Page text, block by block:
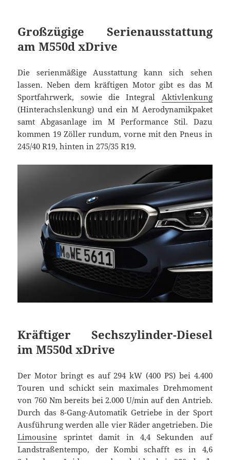
Großzügige Serienausstattung
am M550d xDrive
Die serienmäßige Ausstattung kann sich sehen
lassen. Neben dem kräftigen Motor gibt es das M
Sportfahrwerk, sowie die Integral Aktivlenkung
(Hinterachslenkung) und ein M Aerodynamikpaket
samt Abgasanlage im M Performance Stil. Dazu
kommen 19 Zöller rundum, vorne mit den Pneus in
245/40 R19, hinten in 275/35 R19.
Kräftiger Sechszylinder-Diesel
im M550d xDrive
Der Motor bringt es auf 294 kW (400 PS) bei 4.400
Touren und schickt sein maximales Drehmoment
von 760 Nm bereits bei 2.000 U/min auf den Antrieb.
Durch das 8-Gang-Automatik Getriebe in der Sport
Ausführung werden alle vier Räder angetrieben. Die
Limousine sprintet damit in 4,4 Sekunden auf
Landstraßentempo, der Kombi schafft es in 4,6